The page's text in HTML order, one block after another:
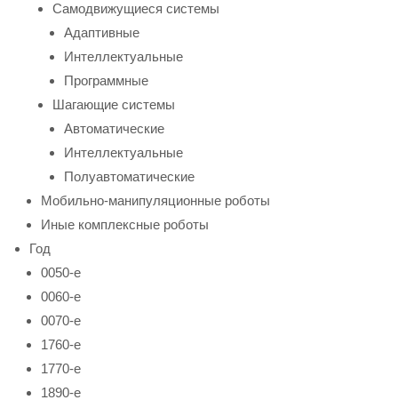
Самодвижущиеся системы
Адаптивные
Интеллектуальные
Программные
Шагающие системы
Автоматические
Интеллектуальные
Полуавтоматические
Мобильно-манипуляционные роботы
Иные комплексные роботы
Год
0050-е
0060-е
0070-е
1760-е
1770-е
1890-е